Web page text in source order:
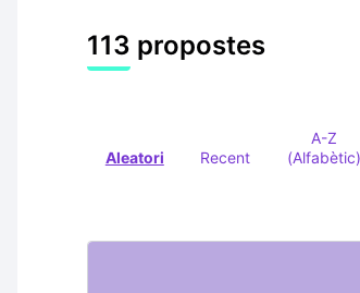
113 propostes
Aleatori Recent
A-Z
(Alfabètic)